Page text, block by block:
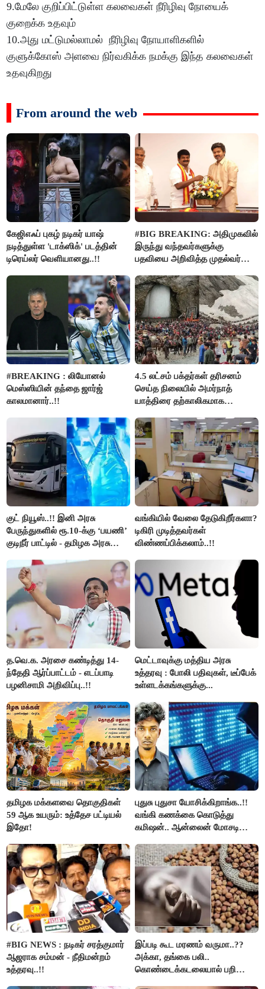
9.மேலே குறிப்பிட்டுள்ள கலவைகள் நீரிழிவு நோயைக்
குறைக்க உதவும்
10.அது மட்டுமல்லாமல் நீரிழிவு நோயாளிகளில்
குளுக்கோஸ் அளவை நிர்வகிக்க நமக்கு இந்த கலவைகள்
உதவுகிறது
From around the web
கேஜிஎஃப் புகழ் நடிகர் யாஷ்
நடித்துள்ள 'டாக்‌ஸிக்' படத்தின்
டிரெய்லர் வெளியானது..!!
#BIG BREAKING: அதிமுகவில்
இருந்து வந்தவர்களுக்கு
பதவியை அறிவித்த முதல்வர்
#BREAKING : லியோனல்
மெஸ்ஸியின் தந்தை ஜார்ஜ்
காலமானார்..!!
4.5 லட்சம் பக்தர்கள் தரிசனம்
செய்த நிலையில் அமர்நாத்
யாத்திரை தற்காலிகமாக
குட் நியூஸ்..!! இனி அரசு
பேருந்துகளில் ரூ.10-க்கு ‘பயணி’
குடிநீர் பாட்டில் - தமிழக அரசு
வங்கியில் வேலை தேடுகிறீர்களா?
டிகிரி முடித்தவர்கள்
விண்ணப்பிக்கலாம்..!!
த.வெ.க. அரசை கண்டித்து 14-
ந்தேதி ஆர்ப்பாட்டம் - எடப்பாடி
பழனிசாமி அறிவிப்பு..!!
மெட்டாவுக்கு மத்திய அரசு
உத்தரவு : போலி பதிவுகள், டீப்பேக்
உள்ளடக்கங்களுக்கு...
தமிழக மக்களவை தொகுதிகள்
59 ஆக உயரும்: உத்தேச பட்டியல்
இதோ!
புதுசு புதுசா யோசிக்கிறாங்க..!!
வங்கி கணக்கை கொடுத்து
கமிஷன்.. ஆன்லைன் மோசடி
கைது..!!
#BIG NEWS : நடிகர் சரத்குமார்
ஆஜராக சம்மன் - நீதிமன்றம்
உத்தரவு..!!
இப்படி கூட மரணம் வருமா..??
அக்கா, தங்கை பலி..
கொண்டைக்கடலையால் பறிபோன